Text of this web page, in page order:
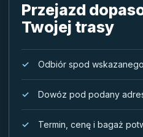
Przejazd
Twojej trasy
Odbiór spod
Dowóz pod podany
Termin, cenę i bagaż